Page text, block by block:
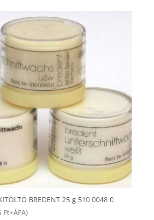
BREDENT 25 g 510 0048 0
Ft+ÁFA)